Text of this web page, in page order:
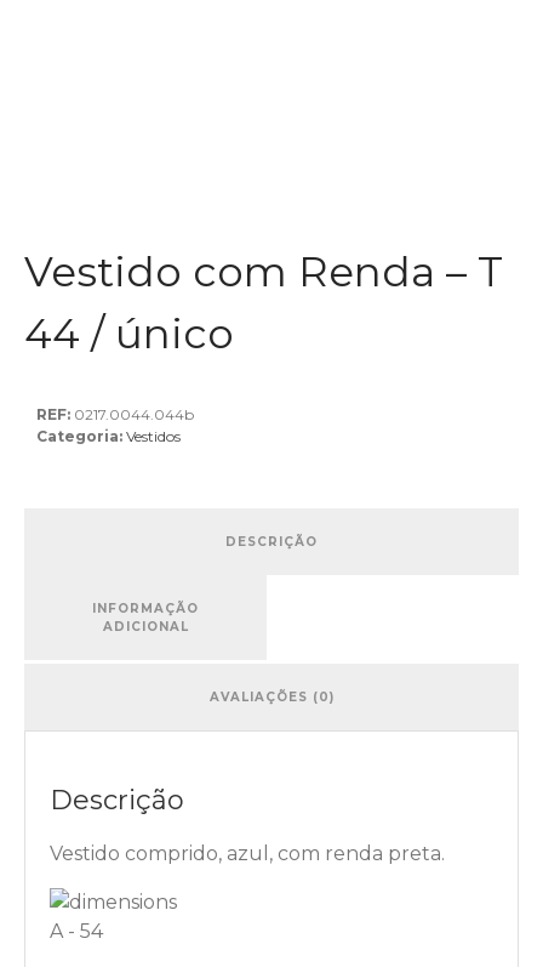
Vestido com Renda – T
44 / único
REF: 0217.0044.044b
Categoria: Vestidos
DESCRIÇÃO
INFORMAÇÃO
ADICIONAL
AVALIAÇÕES (0)
Descrição
Vestido comprido, azul, com renda preta.
A - 54